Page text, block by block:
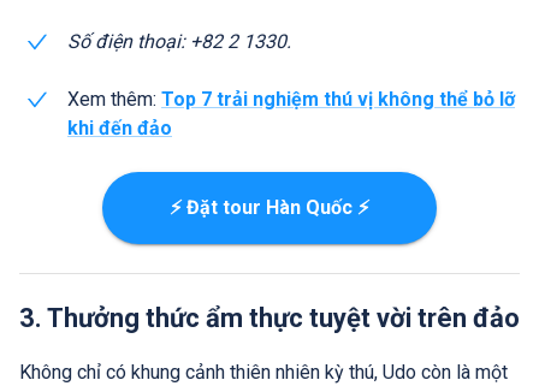
Số điện thoại: +82 2 1330.
Xem thêm: Top 7 trải nghiệm thú vị không thể bỏ lỡ
khi đến đảo
⚡ Đặt tour Hàn Quốc ⚡
3. Thưởng thức ẩm thực tuyệt vời trên đảo
Không chỉ có khung cảnh thiên nhiên kỳ thú, Udo còn là một